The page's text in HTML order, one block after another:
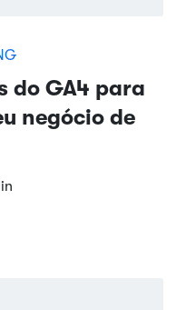
do GA4 para
negócio de